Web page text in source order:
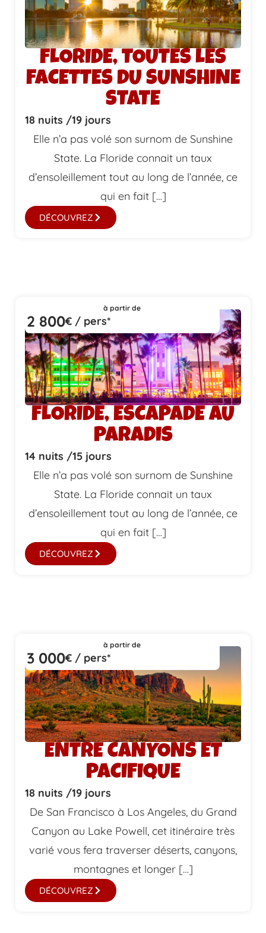
FLORIDE, TOUTES LES
FACETTES DU SUNSHINE
STATE
18 nuits /19 jours
Elle n’a pas volé son surnom de Sunshine
State. La Floride connait un taux
d’ensoleillement tout au long de l’année, ce
qui en fait […]
DÉCOUVREZ
à partir de
2 800€ / pers*
FLORIDE, ESCAPADE AU
PARADIS
14 nuits /15 jours
Elle n’a pas volé son surnom de Sunshine
State. La Floride connait un taux
d’ensoleillement tout au long de l’année, ce
qui en fait […]
DÉCOUVREZ
à partir de
3 000€ / pers*
ENTRE CANYONS ET
PACIFIQUE
18 nuits /19 jours
De San Francisco à Los Angeles, du Grand
Canyon au Lake Powell, cet itinéraire très
varié vous fera traverser déserts, canyons,
montagnes et longer […]
DÉCOUVREZ